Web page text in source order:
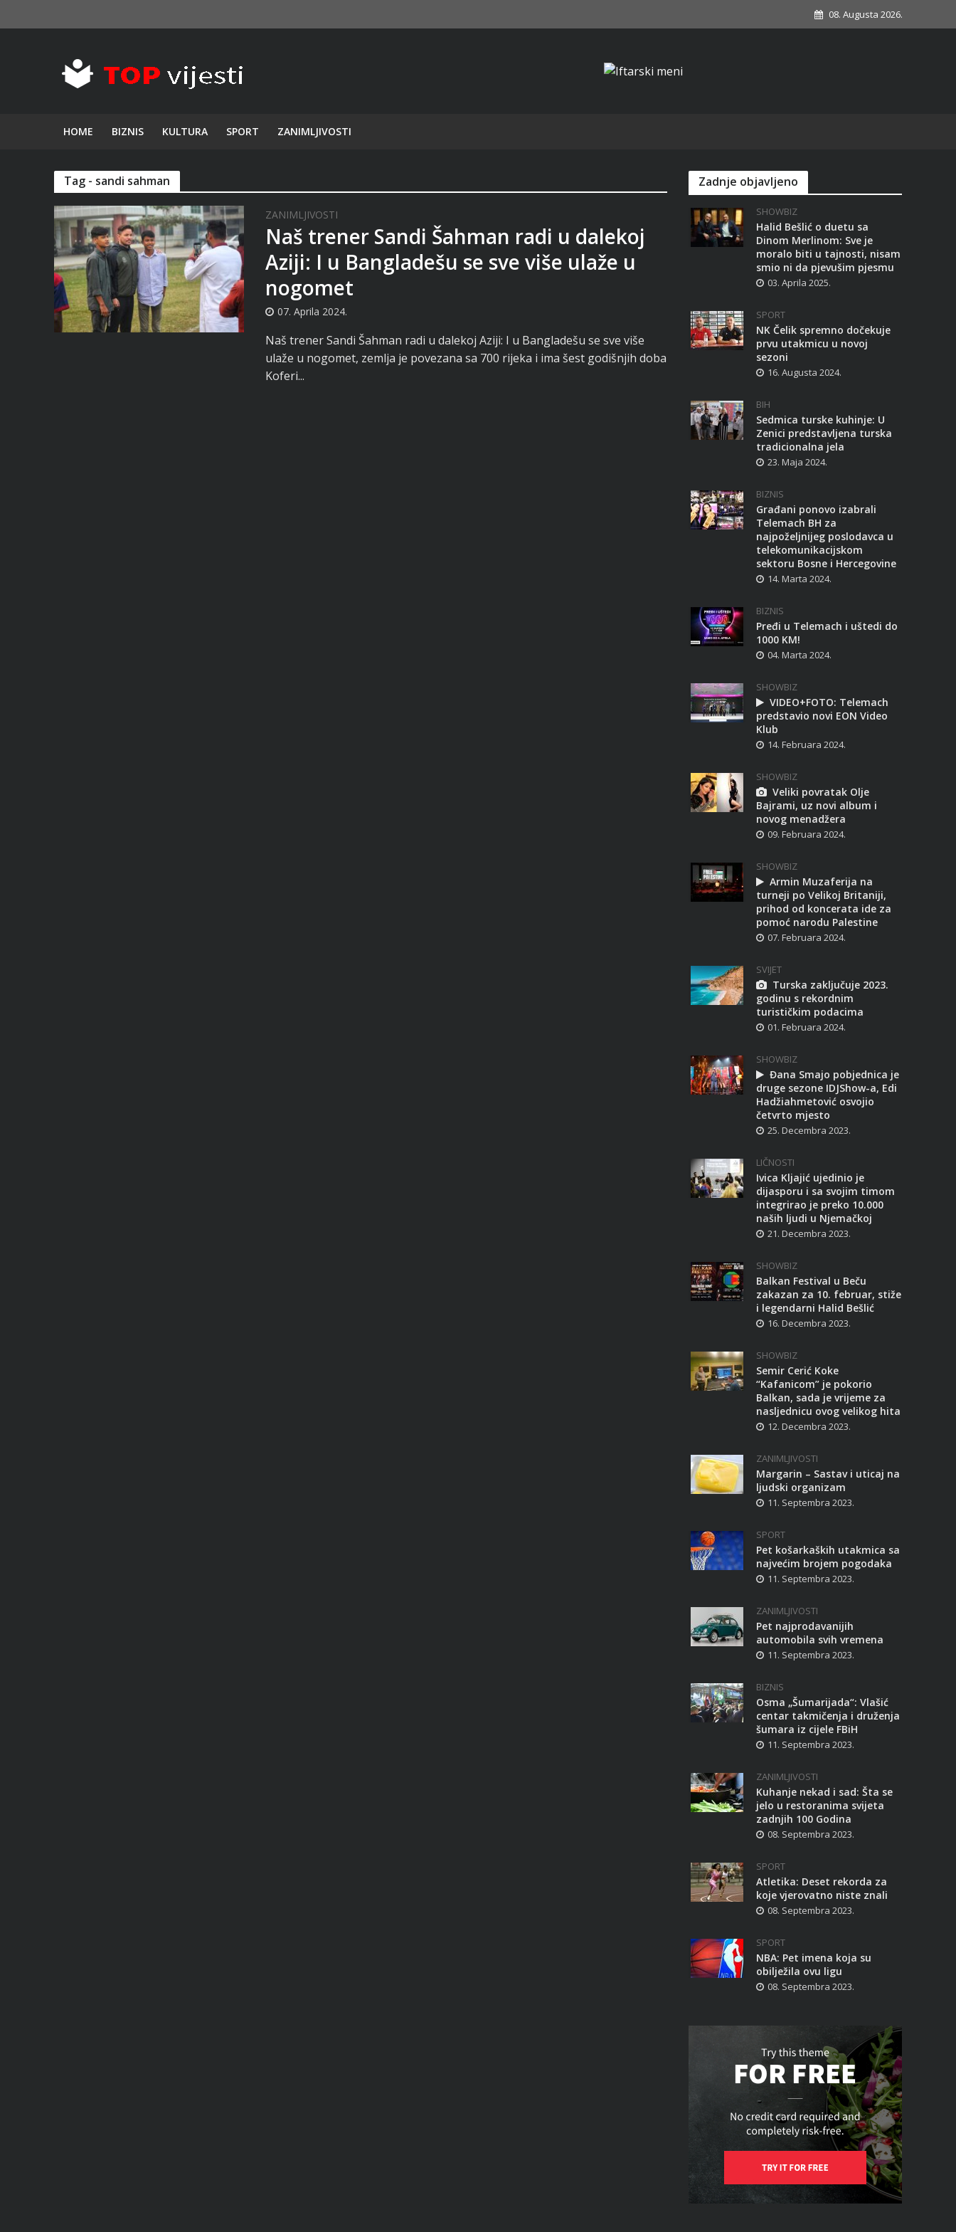
08. Augusta 2026.
HOME BIZNIS KULTURA SPORT ZANIMLJIVOSTI
Tag - sandi sahman
ZANIMLJIVOSTI
Naš trener Sandi Šahman radi u dalekoj
Aziji: I u Bangladešu se sve više ulaže u
nogomet
07. Aprila 2024.
Naš trener Sandi Šahman radi u dalekoj Aziji: I u Bangladešu se sve više
ulaže u nogomet, zemlja je povezana sa 700 rijeka i ima šest godišnjih doba
Koferi...
Zadnje objavljeno
SHOWBIZ
Halid Bešlić o duetu sa
Dinom Merlinom: Sve je
moralo biti u tajnosti, nisam
smio ni da pjevušim pjesmu
03. Aprila 2025.
SPORT
NK Čelik spremno dočekuje
prvu utakmicu u novoj
sezoni
16. Augusta 2024.
BIH
Sedmica turske kuhinje: U
Zenici predstavljena turska
tradicionalna jela
23. Maja 2024.
BIZNIS
Građani ponovo izabrali
Telemach BH za
najpoželjnijeg poslodavca u
telekomunikacijskom
sektoru Bosne i Hercegovine
14. Marta 2024.
BIZNIS
Pređi u Telemach i uštedi do
1000 KM!
04. Marta 2024.
SHOWBIZ
VIDEO+FOTO: Telemach
predstavio novi EON Video
Klub
14. Februara 2024.
SHOWBIZ
Veliki povratak Olje
Bajrami, uz novi album i
novog menadžera
09. Februara 2024.
SHOWBIZ
Armin Muzaferija na
turneji po Velikoj Britaniji,
prihod od koncerata ide za
pomoć narodu Palestine
07. Februara 2024.
SVIJET
Turska zaključuje 2023.
godinu s rekordnim
turističkim podacima
01. Februara 2024.
SHOWBIZ
Đana Smajo pobjednica je
druge sezone IDJShow-a, Edi
Hadžiahmetović osvojio
četvrto mjesto
25. Decembra 2023.
LIČNOSTI
Ivica Kljajić ujedinio je
dijasporu i sa svojim timom
integrirao je preko 10.000
naših ljudi u Njemačkoj
21. Decembra 2023.
SHOWBIZ
Balkan Festival u Beču
zakazan za 10. februar, stiže
i legendarni Halid Bešlić
16. Decembra 2023.
SHOWBIZ
Semir Cerić Koke
“Kafanicom” je pokorio
Balkan, sada je vrijeme za
nasljednicu ovog velikog hita
12. Decembra 2023.
ZANIMLJIVOSTI
Margarin – Sastav i uticaj na
ljudski organizam
11. Septembra 2023.
SPORT
Pet košarkaških utakmica sa
najvećim brojem pogodaka
11. Septembra 2023.
ZANIMLJIVOSTI
Pet najprodavanijih
automobila svih vremena
11. Septembra 2023.
BIZNIS
Osma „Šumarijada“: Vlašić
centar takmičenja i druženja
šumara iz cijele FBiH
11. Septembra 2023.
ZANIMLJIVOSTI
Kuhanje nekad i sad: Šta se
jelo u restoranima svijeta
zadnjih 100 Godina
08. Septembra 2023.
SPORT
Atletika: Deset rekorda za
koje vjerovatno niste znali
08. Septembra 2023.
SPORT
NBA: Pet imena koja su
obilježila ovu ligu
08. Septembra 2023.